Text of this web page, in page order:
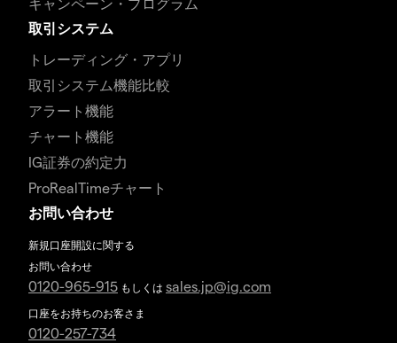
取引システム
トレーディング・アプリ
取引システム機能比較
アラート機能
チャート機能
IG証券の約定力
ProRealTimeチャート
お問い合わせ
新規口座開設に関する
お問い合わせ
0120-965-915 もしくは sales.jp@ig.com
口座をお持ちのお客さま
0120-257-734